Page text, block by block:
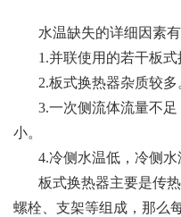
水温缺失的详细因素有
1.并联使用的若干板式
2.板式换热器杂质较多
3.一次侧流体流量不
小。
4.冷侧水温低，冷侧水
板式换热器主要是传
螺栓、支架等组成，那么